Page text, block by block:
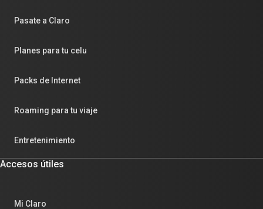
Pasate a Claro
Planes para tu celu
Packs de Internet
Roaming para tu viaje
Entretenimiento
Accesos útiles
Mi Claro